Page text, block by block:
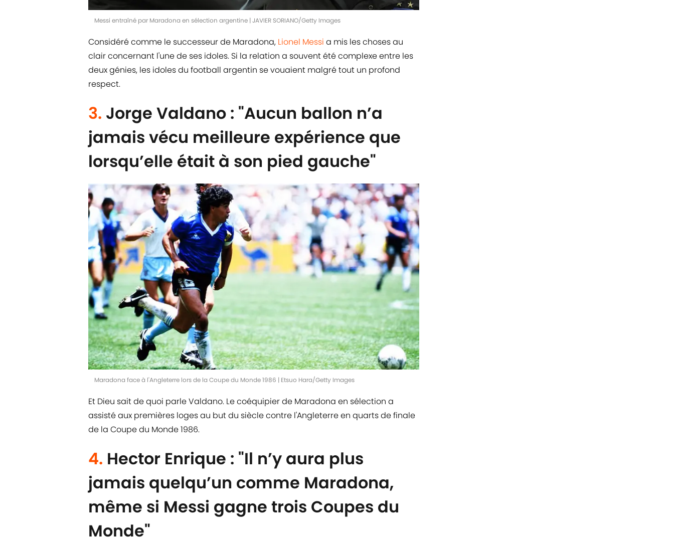
Messi entraîné par Maradona en sélection argentine | JAVIER SORIANO/Getty Images
Considéré comme le successeur de Maradona, Lionel Messi a mis les choses au
clair concernant l'une de ses idoles. Si la relation a souvent été complexe entre les
deux génies, les idoles du football argentin se vouaient malgré tout un profond
respect.
3. Jorge Valdano : "Aucun ballon n’a
jamais vécu meilleure expérience que
lorsqu’elle était à son pied gauche"
Maradona face à l'Angleterre lors de la Coupe du Monde 1986 | Etsuo Hara/Getty Images
Et Dieu sait de quoi parle Valdano. Le coéquipier de Maradona en sélection a
assisté aux premières loges au but du siècle contre l'Angleterre en quarts de finale
de la Coupe du Monde 1986.
4. Hector Enrique : "Il n’y aura plus
jamais quelqu’un comme Maradona,
même si Messi gagne trois Coupes du
Monde"